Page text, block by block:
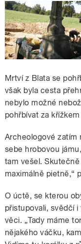
Mrtví z Blata se
však byla cesta
nebylo možné
pohřbívat za
Archeologové zatím
sebe hrobovou
tam vešel.
maximálně pietně,“
O úctě, se kterou
přistupovali, svědčí
věci. „Tady máme
nějakého váčku,